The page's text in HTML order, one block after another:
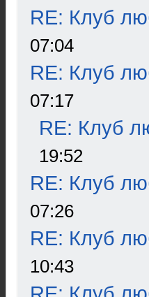
RE: Клуб
07:04
RE: Клуб
07:17
RE: Клуб
19:52
RE: Клуб
07:26
RE: Клуб
10:43